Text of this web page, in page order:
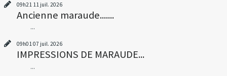
09h21 11 juil. 2026
Ancienne maraude.......
...
09h01 07 juil. 2026
IMPRESSIONS DE MARAUDE...
...